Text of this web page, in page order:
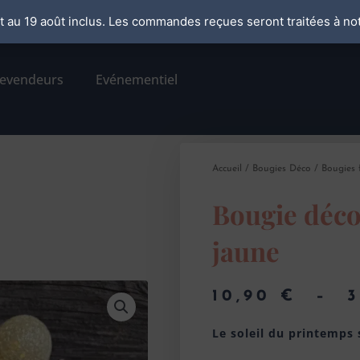
au 19 août inclus. Les commandes reçues seront traitées à
Evénementiel
Accueil / Bougies Déco /
Bougie
jaune
10,90 € –
Le soleil du printemps